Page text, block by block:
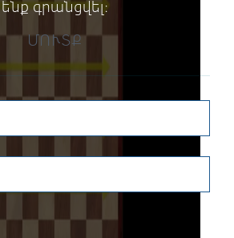
ենք գրանցվել։
ՄՈՒՏՔ